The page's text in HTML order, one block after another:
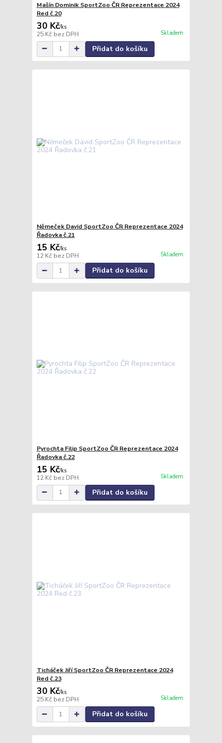
Mašín Dominik SportZoo ČR Reprezentace 2024
Red č.20
30 Kč/ks
25 Kč bez DPH Skladem
Přidat do košíku
Němeček David SportZoo ČR Reprezentace 2024
Řadovka č.21
15 Kč/ks
12 Kč bez DPH Skladem
Přidat do košíku
Pyrochta Filip SportZoo ČR Reprezentace 2024
Řadovka č.22
15 Kč/ks
12 Kč bez DPH Skladem
Přidat do košíku
Ticháček Jiří SportZoo ČR Reprezentace 2024
Red č.23
30 Kč/ks
25 Kč bez DPH Skladem
Přidat do košíku